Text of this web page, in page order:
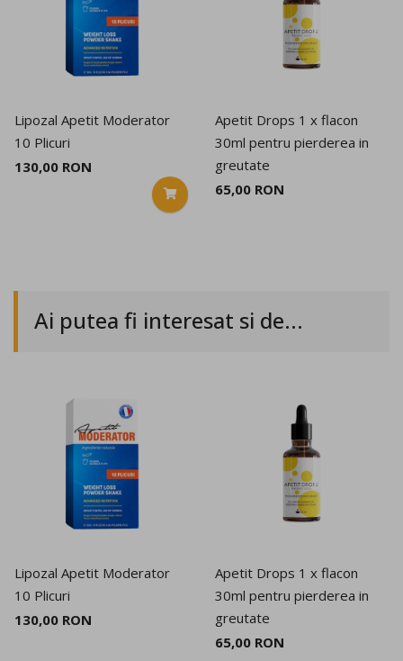
Lipozal Apetit Moderator
10 Plicuri
130,00 RON
Apetit Drops 1 x flacon
30ml pentru pierderea in
greutate
65,00 RON
Ai putea fi interesat si de...
Lipozal Apetit Moderator
10 Plicuri
130,00 RON
Apetit Drops 1 x flacon
30ml pentru pierderea in
greutate
65,00 RON